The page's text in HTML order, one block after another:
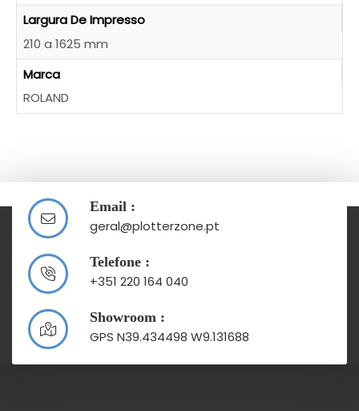
Largura De Impresso
210 a 1625 mm
Marca
ROLAND
Email :
geral@plotterzone.pt
Telefone :
+351 220 164 040
Showroom :
GPS N39.434498 W9.131688